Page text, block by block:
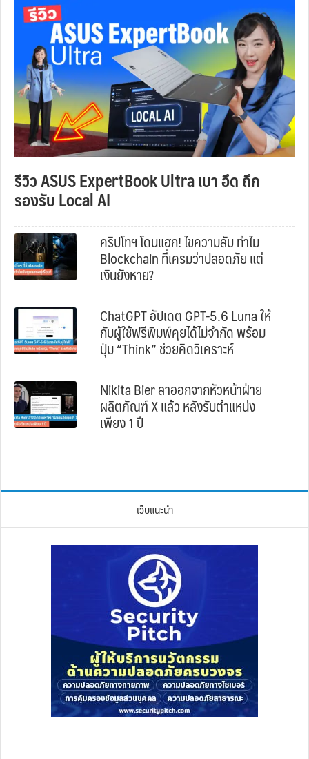
รีวิว ASUS ExpertBook Ultra เบา อึด ถึก
รองรับ Local AI
คริปโทฯ โดนแฮก! ไขความลับ ทำไม
Blockchain ที่เครมว่าปลอดภัย แต่
เงินยังหาย?
ChatGPT อัปเดต GPT-5.6 Luna ให้
กับผู้ใช้ฟรีพิมพ์คุยได้ไม่จำกัด พร้อม
ปุ่ม “Think” ช่วยคิดวิเคราะห์
Nikita Bier ลาออกจากหัวหน้าฝ่าย
ผลิตภัณฑ์ X แล้ว หลังรับตำแหน่ง
เพียง 1 ปี
เว็บแนะนำ